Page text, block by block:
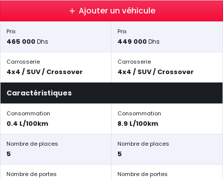
Ajouter un véhicule
Prix
465 000Dhs
Prix
449 000Dhs
Carrosserie
4x4 / SUV / Crossover
Carrosserie
4x4 / SUV / Crossover
Caractéristiques
Consommation
0.4 L/100km
Consommation
8.9 L/100km
Nombre de places
5
Nombre de places
5
Nombre de portes Nombre de portes